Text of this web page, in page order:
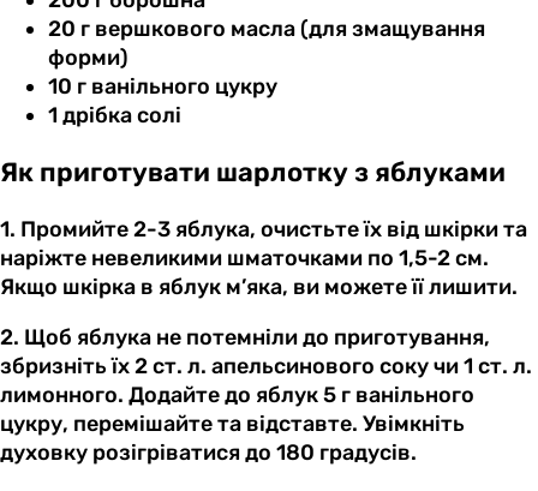
20 г вершкового масла (для змащування
форми)
10 г ванільного цукру
1 дрібка солі
Як приготувати шарлотку з яблуками
1. Промийте 2-3 яблука, очистьте їх від шкірки та
наріжте невеликими шматочками по 1,5-2 см.
Якщо шкірка в яблук м’яка, ви можете її лишити.
2. Щоб яблука не потемніли до приготування,
збризніть їх 2 ст. л. апельсинового соку чи 1 ст. л.
лимонного. Додайте до яблук 5 г ванільного
цукру, перемішайте та відставте. Увімкніть
духовку розігріватися до 180 градусів.